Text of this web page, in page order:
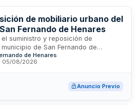
de mobiliario urbano del
Fernando de Henares
suministro y reposición de
de San Fernando de
Local del Ayuntamiento
de mobiliario destinados
comprende la adquisición de
equipamiento urbano necesarios
de Henares
05/08/2026
Anuncio Previo